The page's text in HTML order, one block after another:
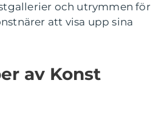
och utrymmen för
att visa upp sina
av Konst